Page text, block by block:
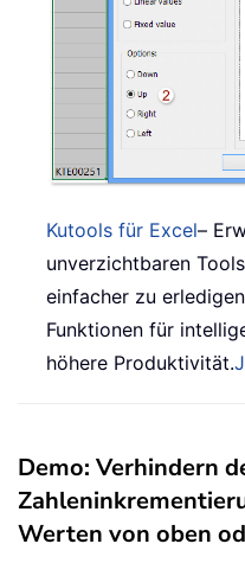
Kutools für Excel–
unverzichtbaren
einfacher zu
Funktionen für
höhere Produktivität.
Demo: Verhindern
Werten von oben